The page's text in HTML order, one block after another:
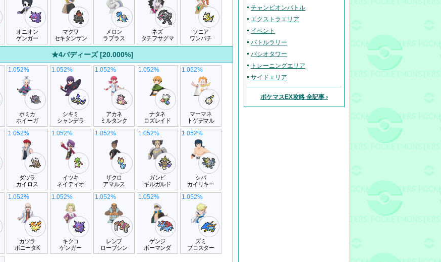
オニオン
ゲンガー
マクワ
セキタンザン
メロン
ラプラス
ネズ
タチフサグマ
ソニア
ワンパチ
★4バディーズ [20.000%]
ホミカ
ホイーガ
1.052%
シキミ
シャンデラ
1.052%
アカネ
ミルタンク
1.052%
ナタネ
ロズレイド
1.052%
マーマネ
トゲデマル
1.052%
ダツラ
カイロス
1.052%
イツキ
ネイティオ
1.052%
ザクロ
アマルス
1.052%
ガンピ
ギルガルド
1.052%
シバ
カイリキー
1.052%
カツラ
ポニータK
1.052%
キクコ
ゲンガー
1.052%
レンブ
ローブシン
1.052%
ゲンジ
ボーマンダ
1.052%
ズミ
ブロスター
1.052%
チャンピオンバトル
エクストラエリア
イベント
バトルラリー
パシオタワー
トレーニングエリア
サイドエリア
ポケマスEX攻略 全記事 ›